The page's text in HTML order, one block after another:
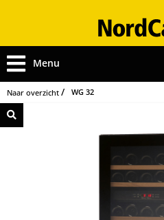
Menu
Naar overzicht WG 32